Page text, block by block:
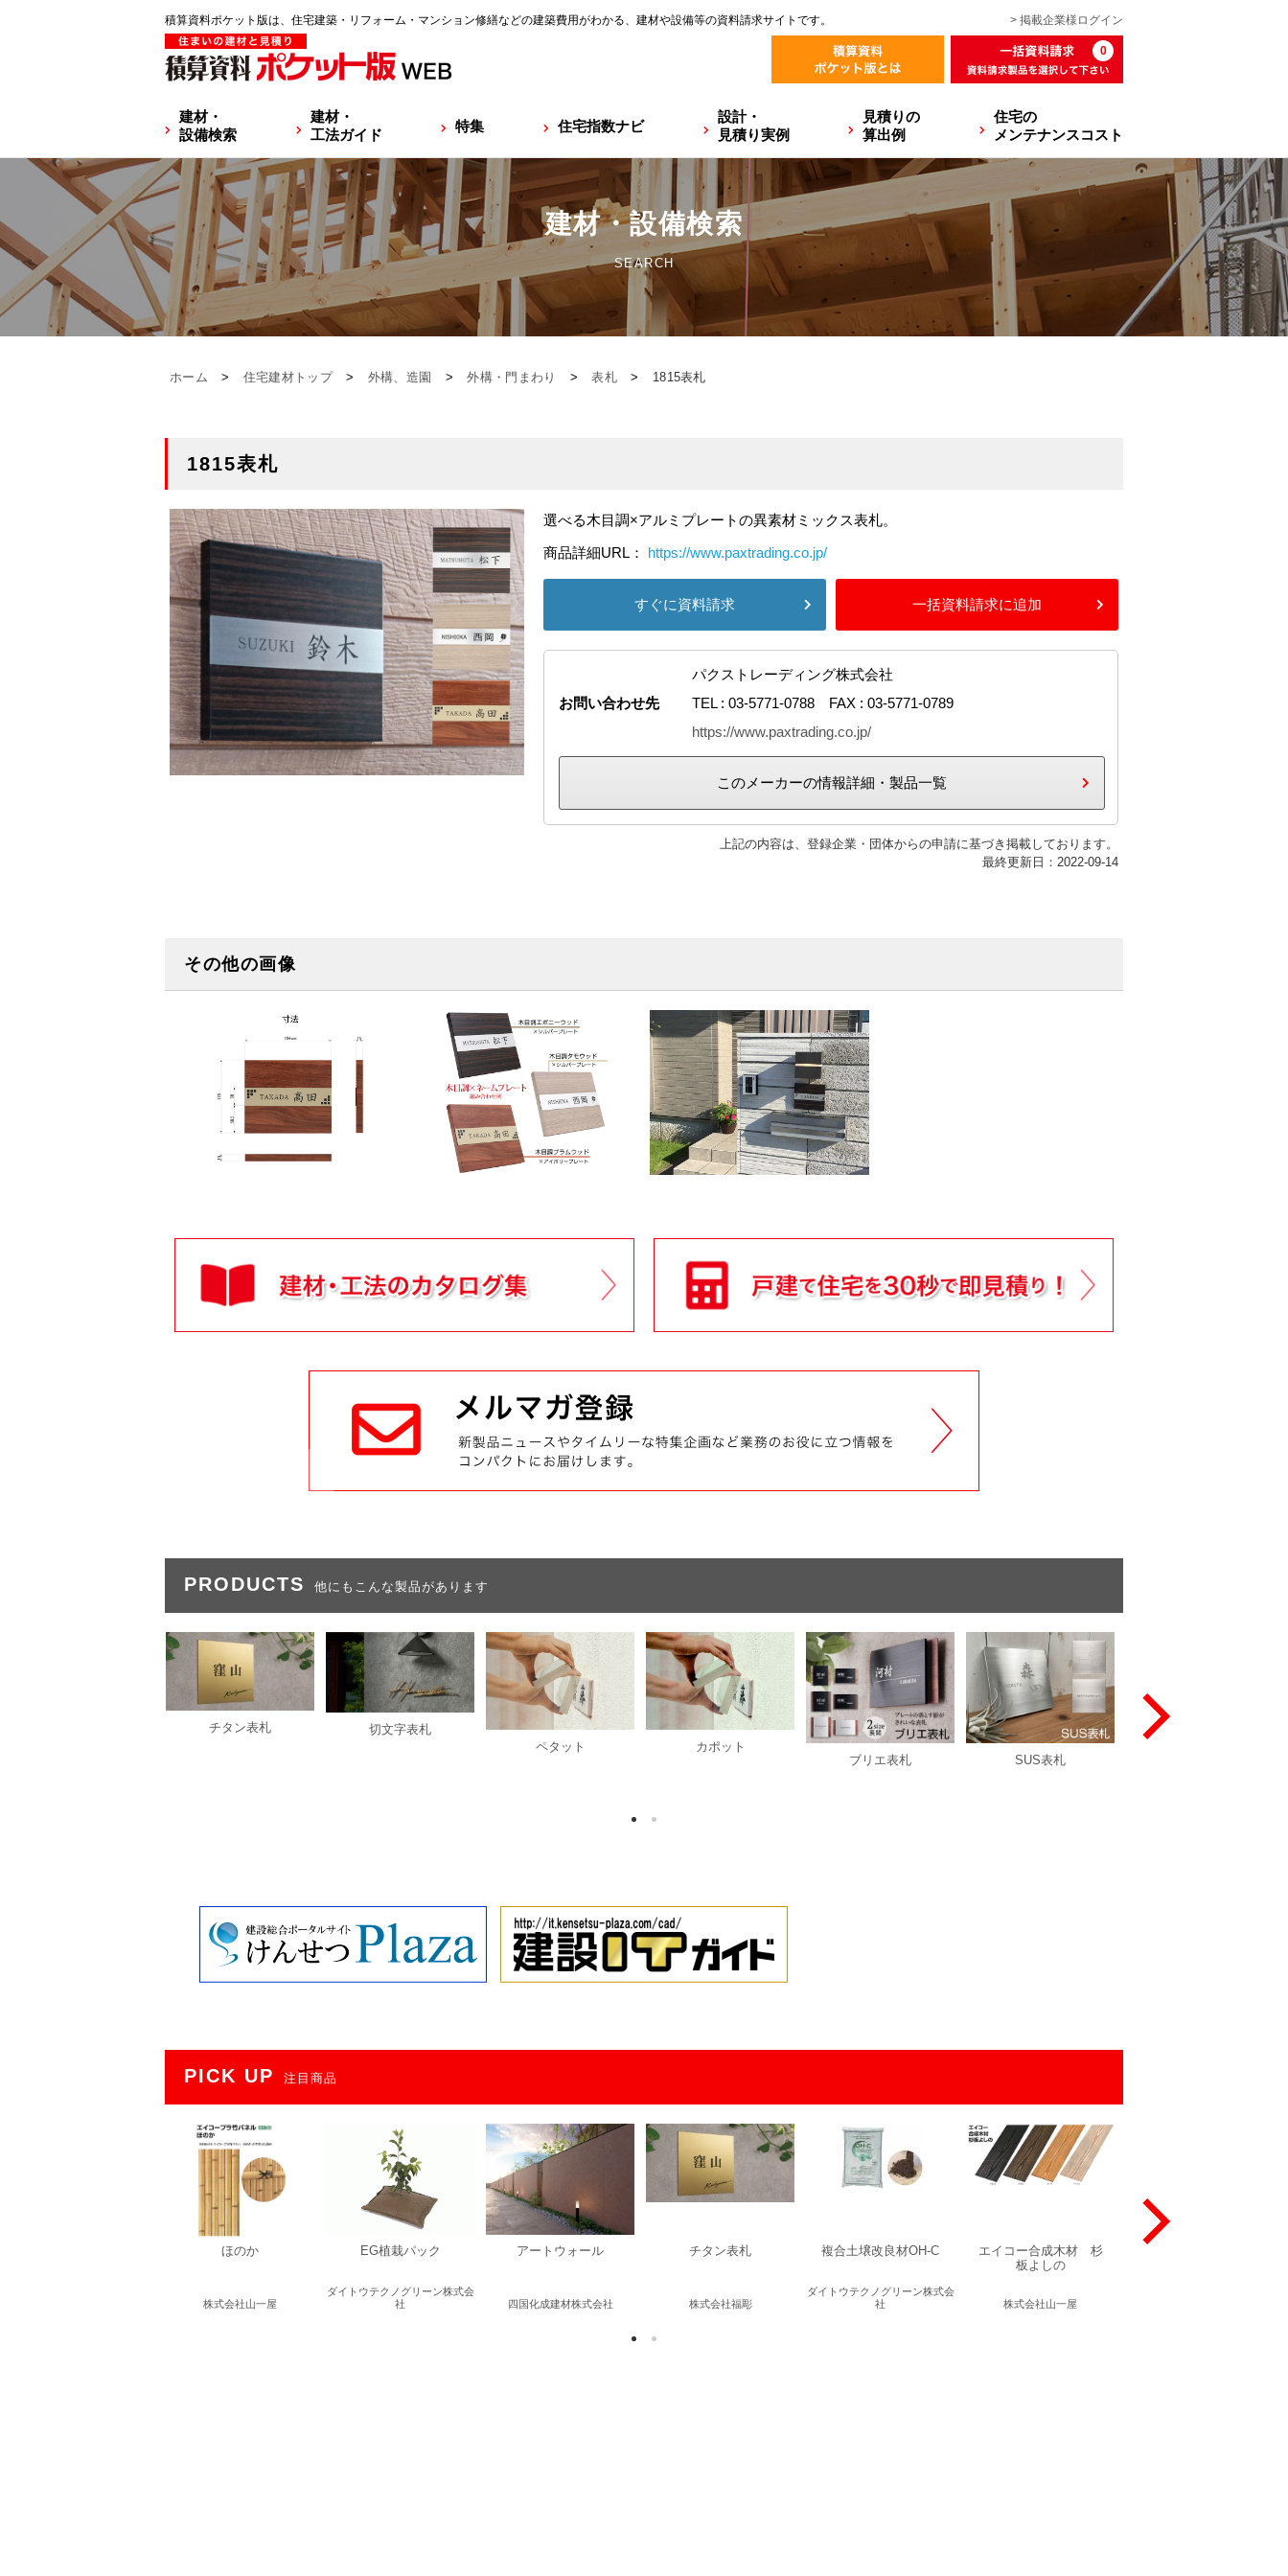
積算資料ポケット版は、住宅建築・リフォーム・マンション修繕などの建築費用がわかる、建材や設備等の資料請求サイトです。 > 掲載企業様 ログイン
0
建材・
設備検索
建材・
工法ガイド
特集 住宅指数ナビ
設計・
見積り実例
見積りの
算出例
住宅の
メンテナンスコスト
建材・設備検索
SEARCH
ホーム > 住宅建材トップ > 外構、造園 > 外構・門まわり > 表札 > 1815表札
1815表札
選べる木目調×アルミプレートの異素材ミックス表札。
商品詳細URL： https://www.paxtrading.co.jp/
すぐに資料請求 一括資料請求に追加
お問い合わせ先
パクストレーディング株式会社
TEL : 03-5771-0788 FAX : 03-5771-0789
https://www.paxtrading.co.jp/
このメーカーの情報詳細・製品一覧
上記の内容は、登録企業・団体からの申請に基づき掲載しております。
最終更新日：2022-09-14
その他の画像
PRODUCTS 他にもこんな製品があります
チタン表札
切文字表札
ペタット
カポット
ブリエ表札
SUS表札
PICK UP 注目商品
ほのか
株式会社山一屋
EG植栽パック
ダイトウテクノグリーン株式会
社
アートウォール
四国化成建材株式会社
チタン表札
株式会社福彫
複合土壌改良材OH-C
ダイトウテクノグリーン株式会
社
エイコー合成木材 杉
板よしの
株式会社山一屋